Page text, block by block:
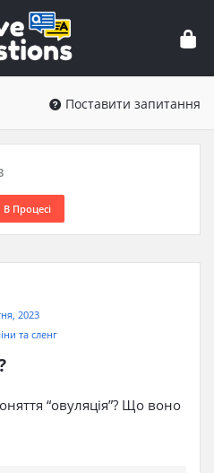
Поставити запитання
В Процесі
2023
та сленг
“овуляція”? Що воно